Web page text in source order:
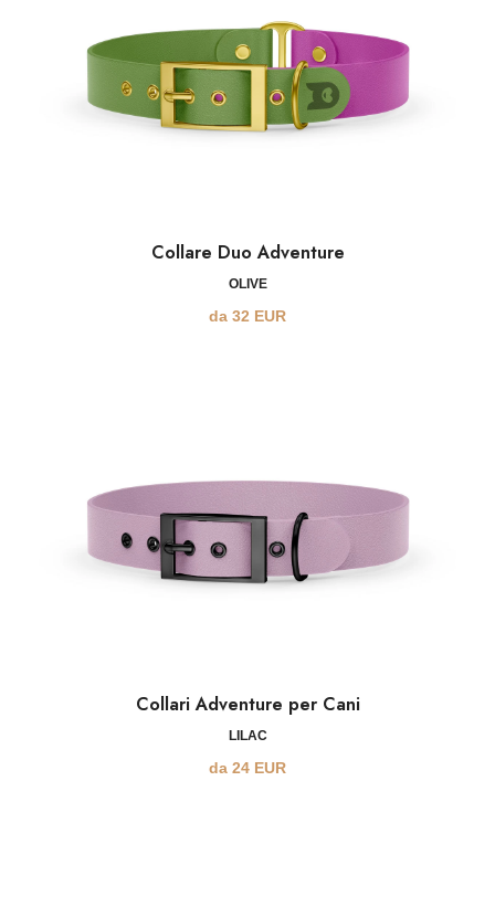
Collare Duo Adventure
OLIVE
da 32 EUR
Collari Adventure per Cani
LILAC
da 24 EUR